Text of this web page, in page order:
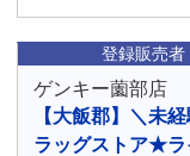
登録販売者
ゲンキー薗部店
【大飯郡】＼未
ラッグストア★ラ